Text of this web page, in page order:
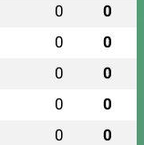
0 0
0 0
0 0
0 0
0 0